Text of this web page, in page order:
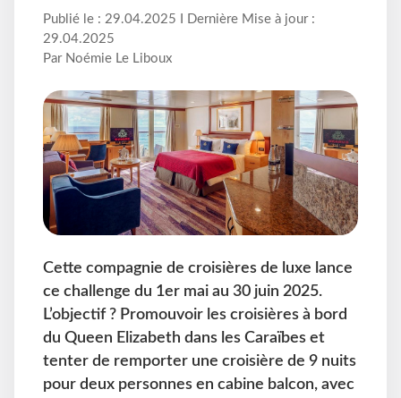
Publié le : 29.04.2025 I Dernière Mise à jour :
29.04.2025
Par Noémie Le Liboux
Cette compagnie de croisières de luxe lance
ce challenge du 1er mai au 30 juin 2025.
L’objectif ? Promouvoir les croisières à bord
du Queen Elizabeth dans les Caraïbes et
tenter de remporter une croisière de 9 nuits
pour deux personnes en cabine balcon, avec